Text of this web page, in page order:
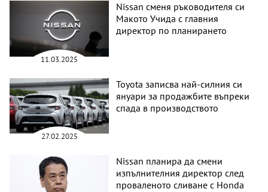
11.03.2025
Nissan сменя ръководителя си
Макото Учида с главния
директор по планирането
27.02.2025
Toyota записва най-силния си
януари за продажбите въпреки
спада в производството
Nissan планира да смени
изпълнителния директор след
проваленото сливане с Honda